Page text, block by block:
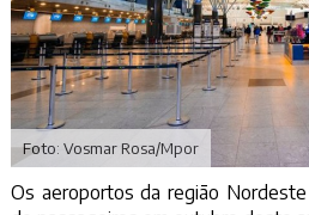
Foto: Vosmar Rosa/Mpor
Os aeroportos da região Nordeste